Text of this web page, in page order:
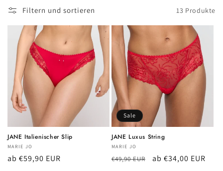
Filtern und sortieren 13 Produkte
JANE Italienischer Slip
Anbieter:
MARIE JO
Normaler
ab €59,90 EUR
Sale
JANE Luxus String
Anbieter:
MARIE JO
Normaler
€49,90 EUR Verkaufspreis
ab €34,00 EUR